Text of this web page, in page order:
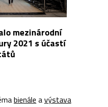
mezinárodní
2021 s účastí
bienále avýstava